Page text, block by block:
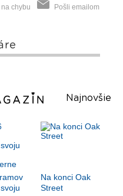
chybu Pošli emailom
Najnovšie
Na konci Oak
Street